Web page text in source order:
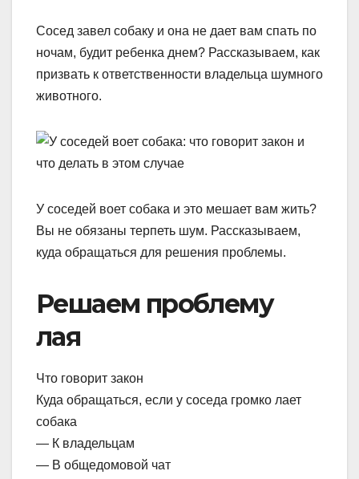
Сосед завел собаку и она не дает вам спать по
ночам, будит ребенка днем? Рассказываем, как
призвать к ответственности владельца шумного
животного.
У соседей воет собака и это мешает вам жить?
Вы не обязаны терпеть шум. Рассказываем,
куда обращаться для решения проблемы.
Решаем проблему
лая
Что говорит закон
Куда обращаться, если у соседа громко лает
собака
— К владельцам
— В общедомовой чат